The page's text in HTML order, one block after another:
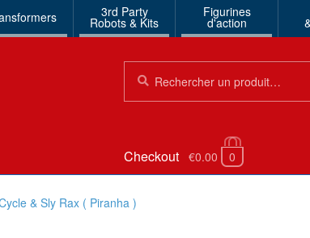
3rd Party
Robots & Kits
Figurines
d'action
Checkout €0.00 0
& Sly Rax ( Piranha )